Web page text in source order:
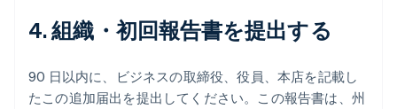
4. 組織・初回報告書を提出する
90 日以内に、ビジネスの取締役、役員、本店を記載し
たこの追加届出を提出してください。この報告書は、州